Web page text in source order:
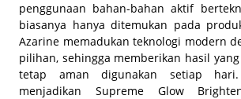
penggunaan bahan-bahan aktif
biasanya hanya ditemukan pada
Azarine memadukan teknologi modern
pilihan, sehingga memberikan hasil
tetap aman digunakan setiap
menjadikan Supreme Glow